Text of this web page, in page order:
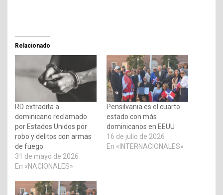
Relacionado
RD extradita a
dominicano reclamado
por Estados Unidos por
robo y delitos con armas
de fuego
31 de mayo de 2026
En «NACIONALES»
Pensilvania es el cuarto
estado con más
dominicanos en EEUU
16 de julio de 2026
En «INTERNACIONALES»